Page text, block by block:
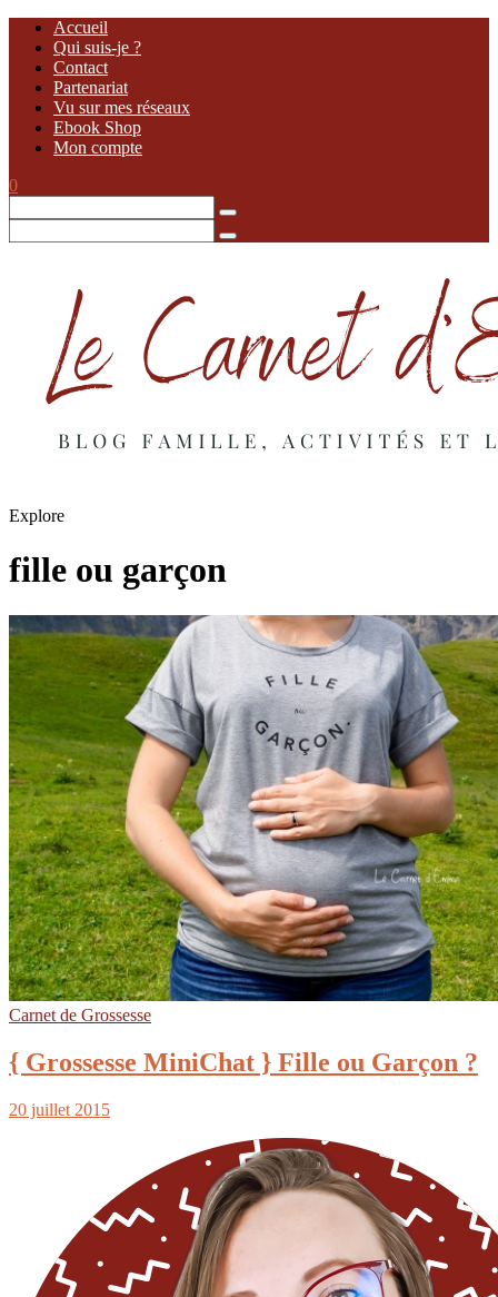
Accueil
Qui suis-je ?
Contact
Partenariat
Vu sur mes réseaux
Ebook Shop
Mon compte
0
Explore
fille ou garçon
Carnet de Grossesse
{ Grossesse MiniChat } Fille ou Garçon ?
20 juillet 2015